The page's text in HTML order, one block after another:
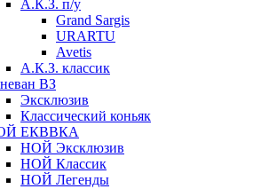
А.К.З. п/у
Grand Sargis
URARTU
Avetis
А.К.З. классик
ВЗ
Эксклюзив
Классический коньяк
ЕКВВКА
НОЙ Эксклюзив
НОЙ Классик
НОЙ Легенды